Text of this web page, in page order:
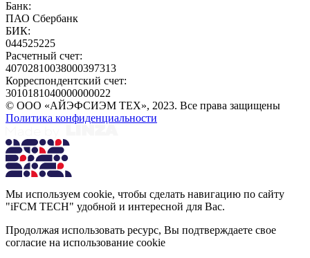
Банк:
ПАО Сбербанк
БИК:
044525225
Расчетный счет:
40702810038000397313
Корреспондентский счет:
3010181040000000022
© ООО «АЙЭФСИЭМ ТЕХ», 2023. Все права защищены
Политика конфиденциальности
Мы используем cookie, чтобы сделать навигацию по сайту
"iFCM TECH" удобной и интересной для Вас.
Продолжая использовать ресурс, Вы подтверждаете свое
согласие на использование cookie